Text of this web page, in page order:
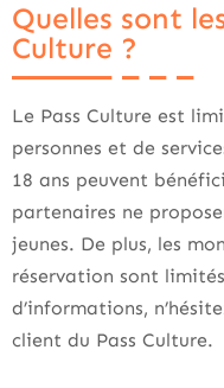
Quelles sont
Culture ?
Le Pass Culture est
personnes et de
18 ans peuvent
partenaires ne
jeunes. De plus, les
réservation sont
d’informations,
client du Pass Culture.